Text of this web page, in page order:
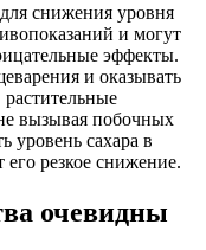
снижения уровня
и могут
эффекты.
и оказывать
вызывая побочных
уровень сахара в
резкое снижение.
очевидны